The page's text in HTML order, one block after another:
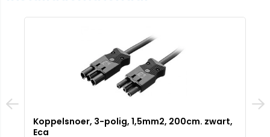
1,5mm2, 200cm. zwart,
3P Netsnoer 2,0M